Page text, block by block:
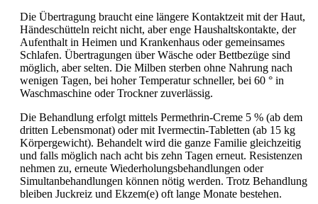
Die Übertragung braucht eine längere Kontaktzeit mit der Haut,
Händeschütteln reicht nicht, aber enge Haushaltskontakte, der
Aufenthalt in Heimen und Krankenhaus oder gemeinsames
Schlafen. Übertragungen über Wäsche oder Bettbezüge sind
möglich, aber selten. Die Milben sterben ohne Nahrung nach
wenigen Tagen, bei hoherTemperatur schneller, bei 60 ° in
Waschmaschine oder Trockner zuverlässig.
Die Behandlung erfolgt mittels Permethrin-Creme 5 % (ab dem
dritten Lebensmonat) oder mit Ivermectin-Tabletten (ab 15 kg
Körpergewicht). Behandelt wird die ganze Familie gleichzeitig
und falls möglich nach acht bis zehn Tagen erneut. Resistenzen
nehmen zu, erneute Wiederholungsbehandlungen oder
Simultanbehandlungen können nötig werden. Trotz Behandlung
bleiben Juckreiz und Ekzem(e) oft lange Monate bestehen.